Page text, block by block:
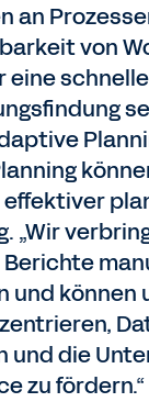
an
von
eine
„Wir
und können
und die
zu fördern.“